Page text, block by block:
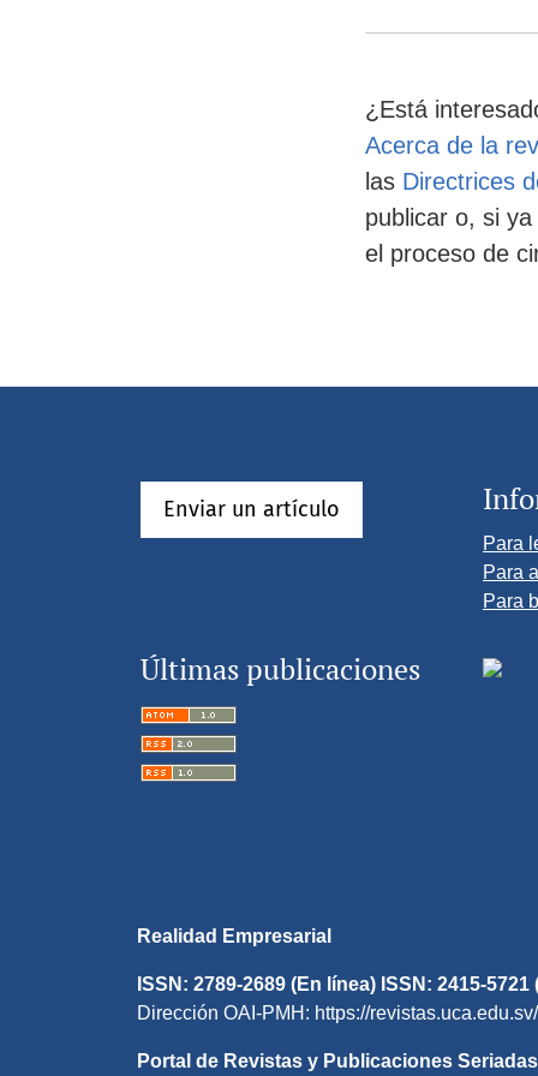
¿Está
Acerca de la
las Directrices
publicar o, si
el proceso de
Enviar un artículo
Para
Para
Para
Últimas publicaciones
Realidad Empresarial
ISSN: 2789-2689 (En línea) ISSN: 2415-5721
Dirección OAI-PMH: https://
Portal de Revistas y Publicaciones